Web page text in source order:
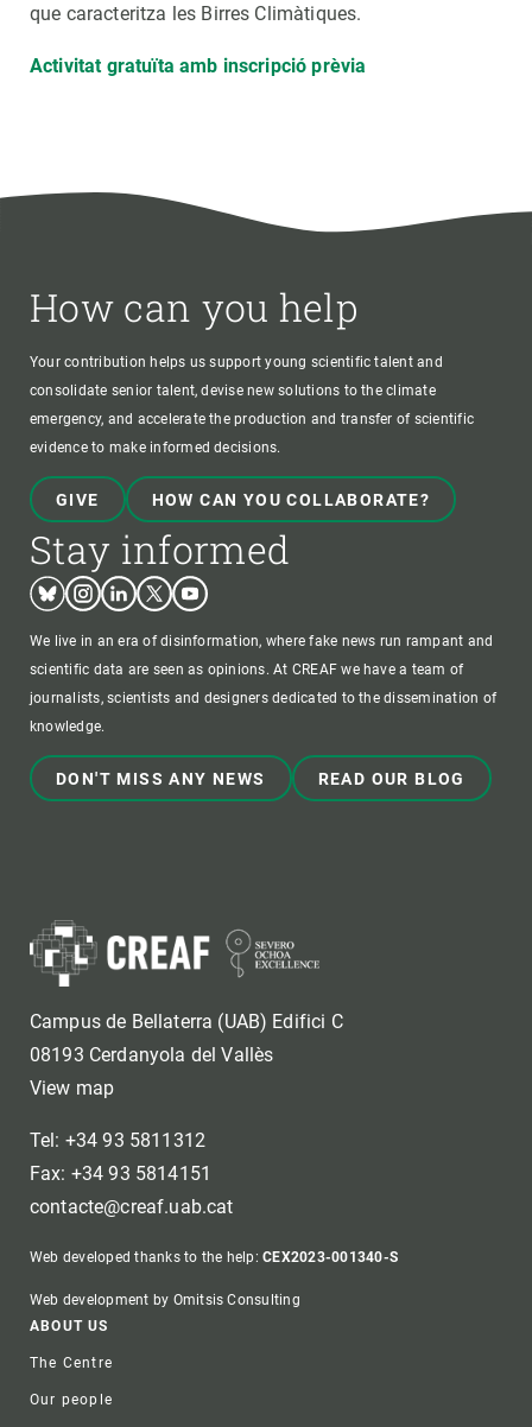
que caracteritza les Birres Climàtiques.
Activitat gratuïta amb inscripció prèvia
How can you help
Your contribution helps us support young scientific talent and
consolidate senior talent, devise new solutions to the climate
emergency, and accelerate the production and transfer of scientific
evidence to make informed decisions.
GIVE HOW CAN YOU COLLABORATE?
Stay informed
BlueskyInstagram
LinkedinTwitterYoutube
We live in an era of disinformation, where fake news run rampant and
scientific data are seen as opinions. At CREAF we have a team of
journalists, scientists and designers dedicated to the dissemination of
knowledge.
DON'T MISS ANY NEWS READ OUR BLOG
Campus de Bellaterra (UAB) Edifici C
08193 Cerdanyola del Vallès
View map
Tel: +34 93 5811312
Fax: +34 93 5814151
contacte@creaf.uab.cat
Web developed thanks to the help:CEX2023-001340-S
Web development by Omitsis Consulting
Footer
ABOUT US
The Centre
Our people